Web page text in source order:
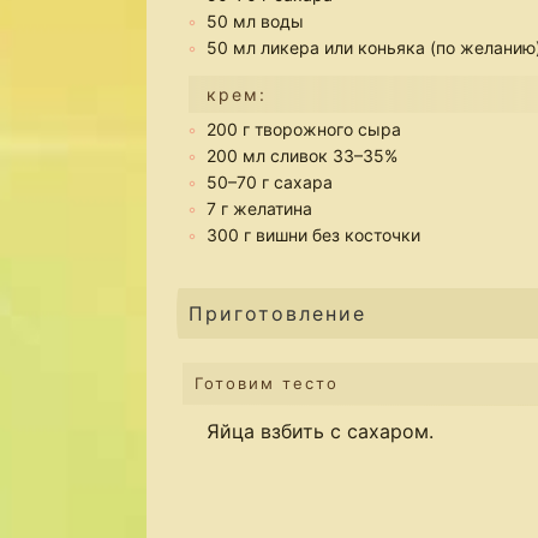
50 мл воды
50 мл ликера или коньяка (по
крем:
200 г творожного сыра
200 мл сливок 33–35%
50–70 г сахара
7 г желатина
300 г вишни без косточки
Приготовление
Готовим тесто
Яйца взбить с сахаром.